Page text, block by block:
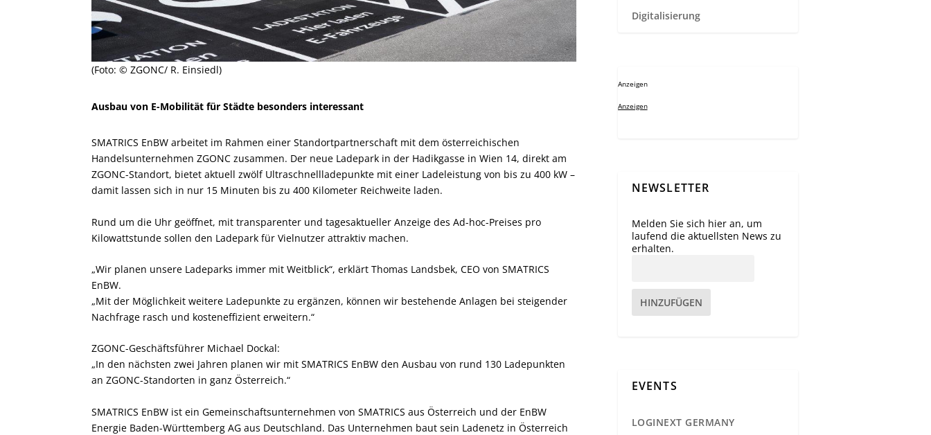
(Foto: © ZGONC/ R. Einsiedl)
Ausbau von E-Mobilität für Städte besonders interessant
SMATRICS EnBW arbeitet im Rahmen einer Standortpartnerschaft mit dem österreichischen
Handelsunternehmen ZGONC zusammen. Der neue Ladepark in der Hadikgasse in Wien 14, direkt am
ZGONC-Standort, bietet aktuell zwölf Ultraschnellladepunkte mit einer Ladeleistung von bis zu 400 kW –
damit lassen sich in nur 15 Minuten bis zu 400 Kilometer Reichweite laden.
Rund um die Uhr geöffnet, mit transparenter und tagesaktueller Anzeige des Ad-hoc-Preises pro
Kilowattstunde sollen den Ladepark für Vielnutzer attraktiv machen.
„Wir planen unsere Ladeparks immer mit Weitblick“, erklärt Thomas Landsbek, CEO von SMATRICS
EnBW.
„Mit der Möglichkeit weitere Ladepunkte zu ergänzen, können wir bestehende Anlagen bei steigender
Nachfrage rasch und kosteneffizient erweitern.“
ZGONC-Geschäftsführer Michael Dockal:
„In den nächsten zwei Jahren planen wir mit SMATRICS EnBW den Ausbau von rund 130 Ladepunkten
an ZGONC-Standorten in ganz Österreich.“
SMATRICS EnBW ist ein Gemeinschaftsunternehmen von SMATRICS aus Österreich und der EnBW
Energie Baden-Württemberg AG aus Deutschland. Das Unternehmen baut sein Ladenetz in Österreich
Digitalisierung
Anzeigen
Anzeigen
NEWSLETTER
Melden Sie sich hier an, um
laufend die aktuellsten News zu
erhalten.
HINZUFÜGEN
EVENTS
LOGINEXT GERMANY